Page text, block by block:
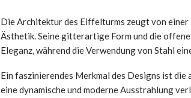
Die Architektur des Eiffelturms zeugt von
Ästhetik. Seine gitterartige Form und die
Eleganz, während die Verwendung von Stahl
Ein faszinierendes Merkmal des Designs ist die
eine dynamische und moderne Ausstrahlung